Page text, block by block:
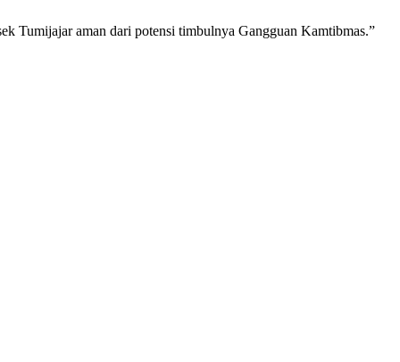
Tumijajar aman dari potensi timbulnya Gangguan Kamtibmas.”